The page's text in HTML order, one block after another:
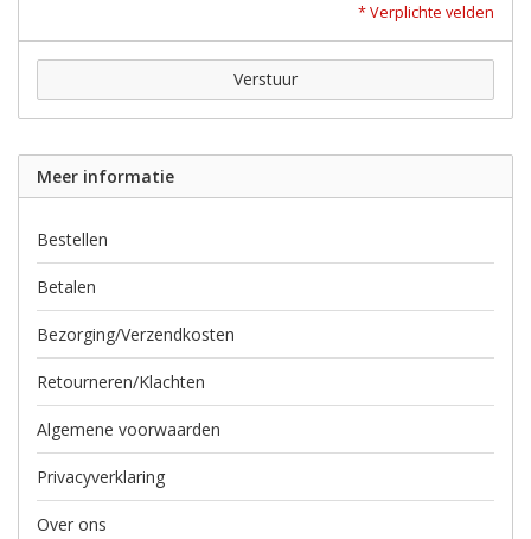
* Verplichte velden
Verstuur
Meer informatie
Bestellen
Betalen
Bezorging/Verzendkosten
Retourneren/Klachten
Algemene voorwaarden
Privacyverklaring
Over ons